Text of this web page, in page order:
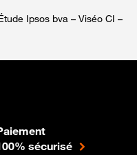
Ipsos bva – Viséo CI –
sécurisé